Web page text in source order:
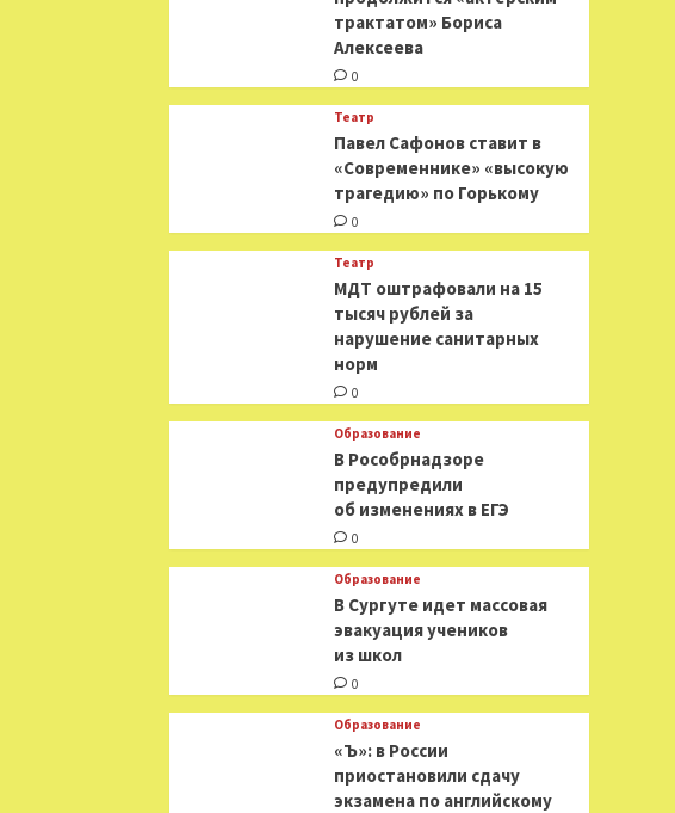
трактатом» Бориса
Алексеева
0
Театр
Павел Сафонов ставит в
«Современнике» «высокую
трагедию» по Горькому
0
Театр
МДТ оштрафовали на 15
тысяч рублей за
нарушение санитарных
норм
0
Образование
В Рособрнадзоре
предупредили
об изменениях в ЕГЭ
0
Образование
В Сургуте идет массовая
эвакуация учеников
из школ
0
Образование
«Ъ»: в России
приостановили сдачу
экзамена по английскому